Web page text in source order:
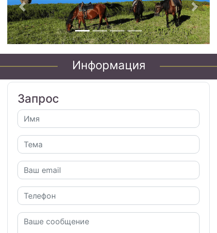
Предыдущий
Информация
Запрос